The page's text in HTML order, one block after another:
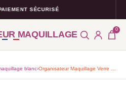
SÉCURISÉ
MAQUILLAGE 0
blanc​›